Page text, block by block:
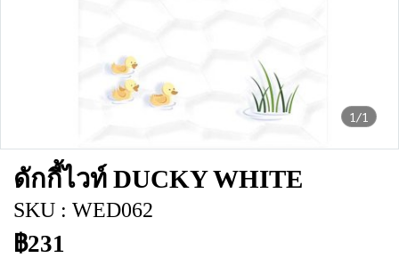
1/1
ดักกี้ไวท์ DUCKY WHITE
SKU : WED062
฿231